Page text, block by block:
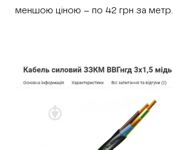
меншою ціною – по 42 грн за метр.